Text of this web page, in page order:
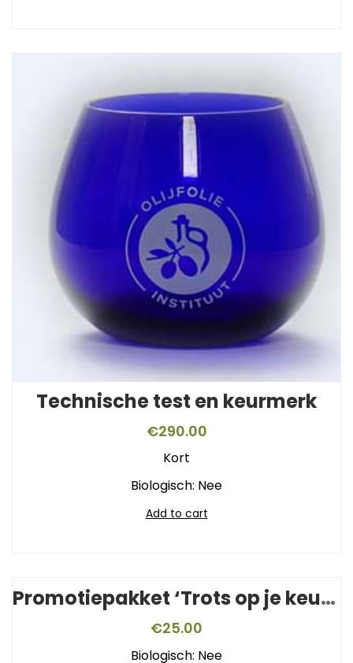
Technische test en keurmerk
€290.00
Kort
Biologisch: Nee
Add to cart
Promotiepakket ‘Trots op je keurmerk’
€25.00
Biologisch: Nee